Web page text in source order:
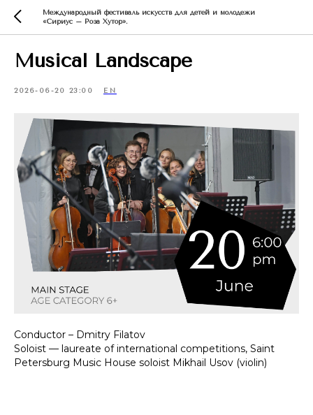
Международный фестиваль искусств для детей и молодежи
«Сириус – Роза Хутор».
Musical Landscape
2026-06-20 23:00 EN
Conductor – Dmitry Filatov
Soloist — laureate of international competitions, Saint
Petersburg Music House soloist Mikhail Usov (violin)